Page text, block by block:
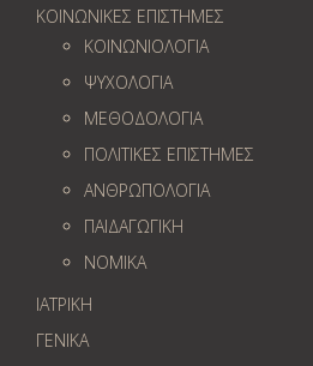
ΚΟΙΝΩΝΙΚΕΣ ΕΠΙΣΤΗΜΕΣ
ΚΟΙΝΩΝΙΟΛΟΓΙΑ
ΨΥΧΟΛΟΓΙΑ
ΜΕΘΟΔΟΛΟΓΙΑ
ΠΟΛΙΤΙΚΕΣ ΕΠΙΣΤΗΜΕΣ
ΑΝΘΡΩΠΟΛΟΓΙΑ
ΠΑΙΔΑΓΩΓΙΚΗ
ΝΟΜΙΚΑ
ΙΑΤΡΙΚΗ
ΓΕΝΙΚΑ